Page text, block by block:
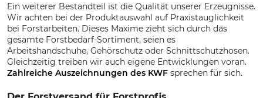
Ein weiterer Bestandteil ist die Qualität unserer Erzeugnisse.
Wir achten bei der Produktauswahl auf Praxistauglichkeit
bei Forstarbeiten. Dieses Maxime zieht sich durch das
gesamte Forstbedarf-Sortiment, seien es
Arbeitshandschuhe, Gehörschutz oder Schnittschutzhosen.
Gleichzeitig treiben wir auch eigene Entwicklungen voran.
Zahlreiche Auszeichnungen des KWF sprechen für sich.